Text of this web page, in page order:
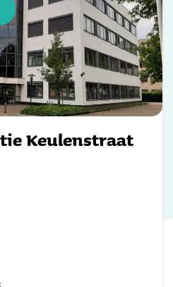
Keulenstraat